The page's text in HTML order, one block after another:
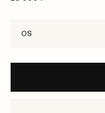
OS